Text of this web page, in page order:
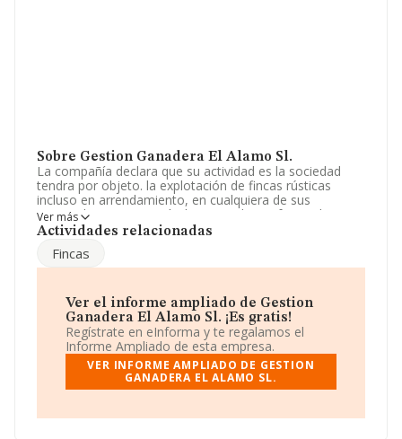
Sobre Gestion Ganadera El Alamo Sl.
La compañía declara que su actividad es la sociedad
tendra por objeto. la explotación de fincas rústicas
incluso en arrendamiento, en cualquiera de sus
aprovechamientos agrícolas, ganaderos, forestales y
cinegeticos, venta de los productos obtenidos, su
Mercantil como Sociedad Limitada. Su actividad CNAE
es 'Producción agrícola combinada con la producción
actividad en mercados exteriores.
La dirección de correo essonia@ganaderiaelalamo.es
La web eswww.ganaderiaelalamo.es.
La sociedad españolaGestión Ganadera El Alamo
, NIF B14871750, se encuentra en Avenida Del
Ver más
Actividades relacionadas
Fincas
Ver el informe ampliado de Gestion
Ganadera El Alamo Sl. ¡Es gratis!
Regístrate en eInforma y te regalamos el
Informe Ampliado de esta empresa.
VER INFORME AMPLIADO DE GESTION
GANADERA EL ALAMO SL.